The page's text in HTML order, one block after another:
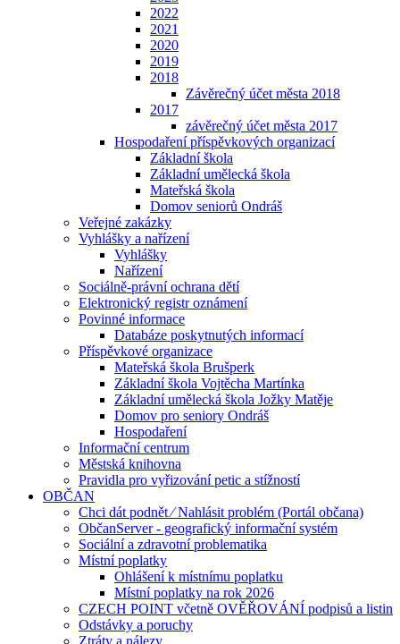
2022
2021
2020
2019
2018
Závěrečný účet města 2018
2017
závěrečný účet města 2017
Hospodaření příspěvkových organizací
Základní škola
Základní umělecká škola
Mateřská škola
Domov seniorů Ondráš
Veřejné zakázky
Vyhlášky a nařízení
Vyhlášky
Nařízení
Sociálně-právní ochrana dětí
Elektronický registr oznámení
Povinné informace
Databáze poskytnutých informací
Příspěvkové organizace
Mateřská škola Brušperk
Základní škola Vojtěcha Martínka
Základní umělecká škola Jožky Matěje
Domov pro seniory Ondráš
Hospodaření
Informační centrum
Městská knihovna
Pravidla pro vyřizování petic a stížností
OBČAN
Chci dát podnět ⁄ Nahlásit problém (Portál občana)
ObčanServer - geografický informační systém
Sociální a zdravotní problematika
Místní poplatky
Ohlášení k místnímu poplatku
Místní poplatky na rok 2026
CZECH POINT včetně OVĚŘOVÁNÍ podpisů a listin
Odstávky a poruchy
Ztráty a nálezy